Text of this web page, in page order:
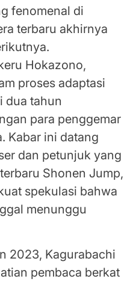
fenomenal di
terbaru akhirnya
Hokazono,
proses adaptasi
dua tahun
para penggemar
Kabar ini datang
dan petunjuk yang
Shonen Jump,
spekulasi bahwa
menunggu
2023, Kagurabachi
pembaca berkat